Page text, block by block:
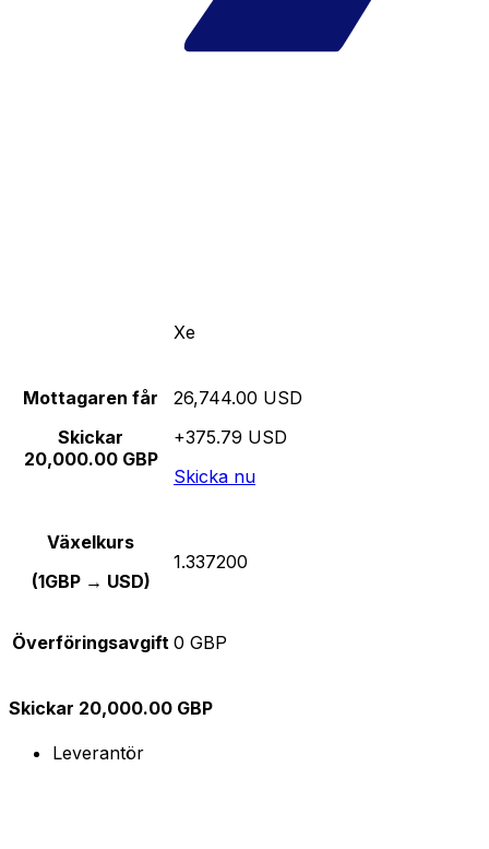
Xe
Mottagaren får
Skickar
20,000.00 GBP
26,744.00 USD
+375.79 USD
Skicka nu
Växelkurs
(1GBP → USD)
1.337200
Överföringsavgift 0 GBP
Skickar 20,000.00 GBP
Leverantör